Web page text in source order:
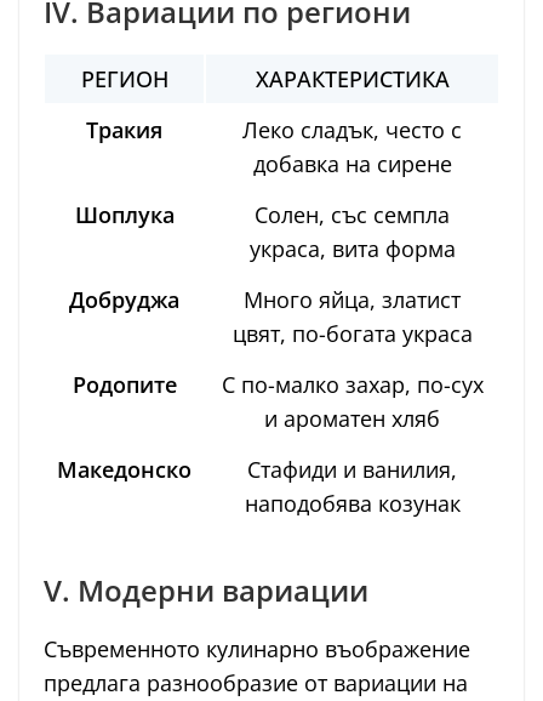
IV. Вариации по региони
РЕГИОН
ХАРАКТЕРИСТИКА
Тракия
Леко сладък, често с
добавка на сирене
Шоплука
Солен, със семпла
украса, вита форма
Добруджа
Много яйца, златист
цвят, по-богата украса
Родопите
С по-малко захар, по-сух
и ароматен хляб
Македонско
Стафиди и ванилия,
наподобява козунак
V. Модерни вариации
Съвременното кулинарно въображение
предлага разнообразие от вариации на